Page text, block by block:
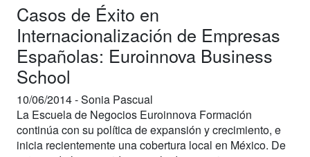
Casos de Éxito en
Internacionalización de Empresas
Españolas: Euroinnova Business
School
10/06/2014 -Sonia Pascual
La Escuela de Negocios Euroinnova Formación
continúa con su política de expansión y crecimiento, e
inicia recientemente una cobertura local en México. De